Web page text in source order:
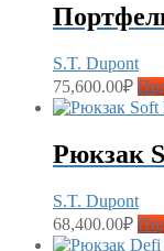
S.T. Dupont
75,600.00₽
Рюкзак
S.T. Dupont
68,400.00₽